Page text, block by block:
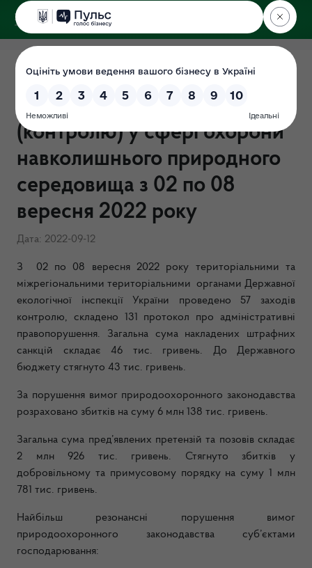
ДЕРЖЕКОІНСПЕКЦІЯ
Результати здійснення
державного нагляду
(контролю) у сфері охорони
навколишнього природного
середовища з 02 по 08
вересня 2022 року
Дата: 2022-09-12
З 02 по 08 вересня 2022 року територіальними та
міжрегіональними територіальними органами Державної
екологічної інспекції України проведено 57 заходів
контролю, складено 131 протокол про адміністративні
правопорушення. Загальна сума накладених штрафних
санкцій складає 46 тис. гривень. До Державного
бюджету стягнуто 43 тис. гривень.
За порушення вимог природоохоронного законодавства
розраховано збитків на суму 6 млн 138 тис. гривень.
Загальна сума пред’явлених претензій та позовів складає
2 млн 926 тис. гривень. Стягнуто збитків у
добровільному та примусовому порядку на суму 1 млн
781 тис. гривень.
Найбільш резонансні порушення вимог
природоохоронного законодавства суб’єктами
господарювання: